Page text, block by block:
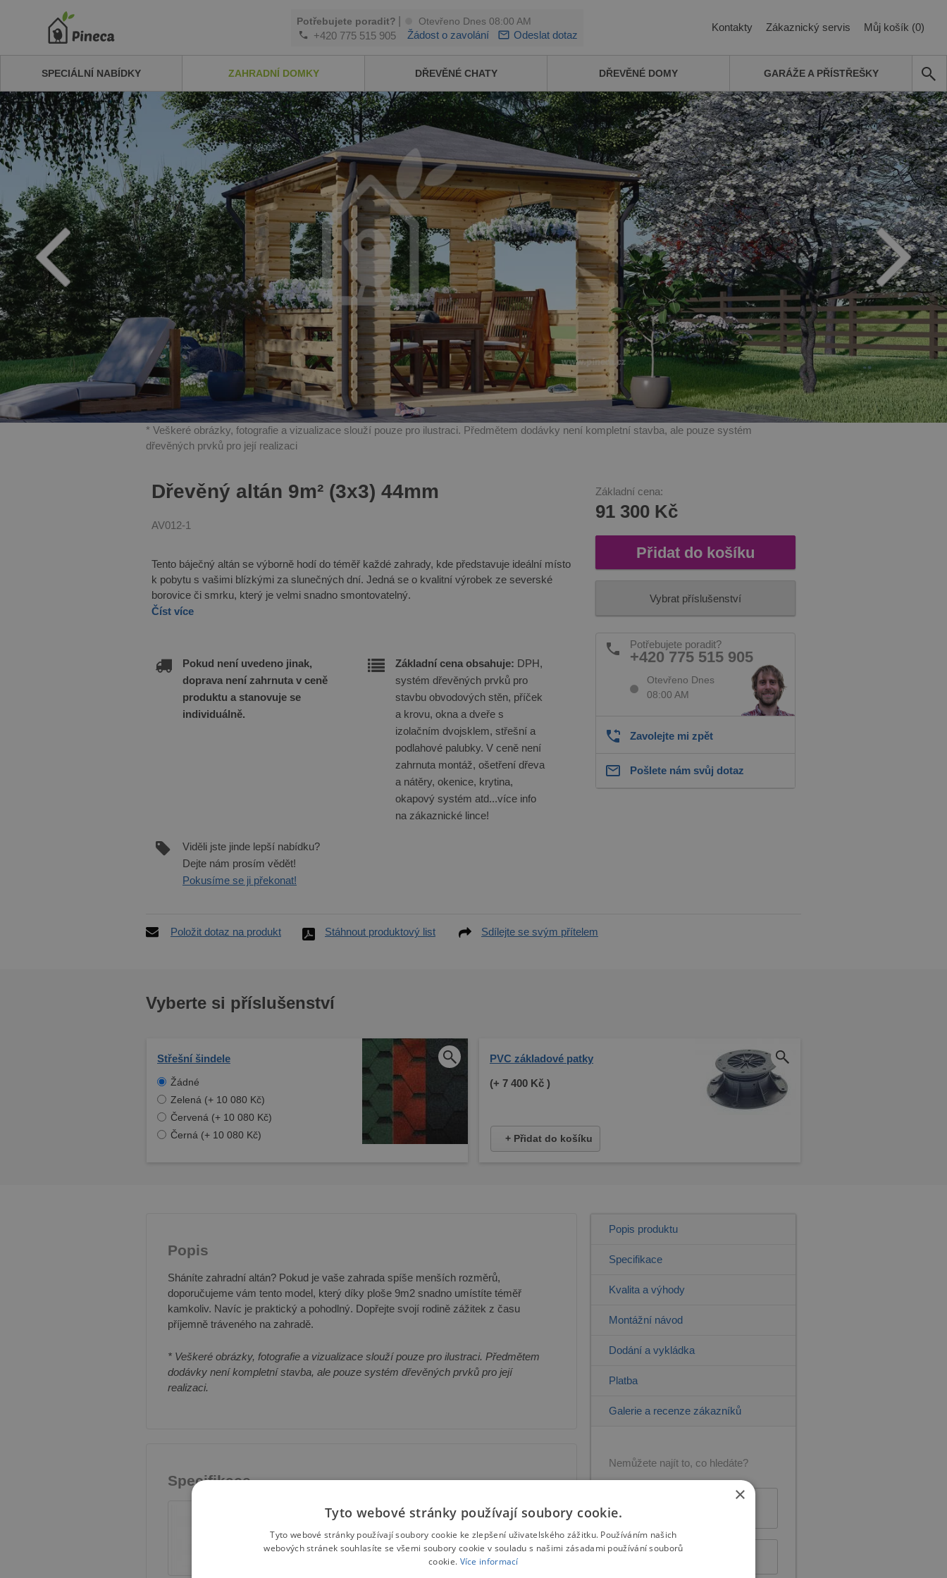
Potřebujete poradit? Otevřeno Dnes 08:00 AM
+420 775 515 905 Žádost o zavolání Odeslat dotaz
Kontakty Zákaznický servis Můj košík (0)
SPECIÁLNÍ NABÍDKY ZAHRADNÍ DOMKY DŘEVĚNÉ CHATY DŘEVĚNÉ DOMY GARÁŽE A PŘÍSTŘEŠKY
* Veškeré obrázky, fotografie a vizualizace slouží pouze pro ilustraci. Předmětem dodávky není kompletní stavba, ale pouze systém
dřevěných prvků pro její realizaci
Dřevěný altán 9m² (3x3) 44mm
AV012-1
Tento báječný altán se výborně hodí do téměř každé zahrady, kde představuje ideální místo
k pobytu s vašimi blízkými za slunečných dní. Jedná se o kvalitní výrobek ze severské
borovice či smrku, který je velmi snadno smontovatelný.
Číst více
Pokud není uvedeno jinak,
doprava není zahrnuta v ceně
produktu a stanovuje se
individuálně.
Základní cena obsahuje: DPH,
systém dřevěných prvků pro
stavbu obvodových stěn, příček
a krovu, okna a dveře s
izolačním dvojsklem, střešní a
podlahové palubky. V ceně není
zahrnuta montáž, ošetření dřeva
a nátěry, okenice, krytina,
okapový systém atd...více info
na zákaznické lince!
Viděli jste jinde lepší nabídku?
Dejte nám prosím vědět!
Pokusíme se ji překonat!
Základní cena:
91 300 Kč
Přidat do košíku
Vybrat příslušenství
Potřebujete poradit?
+420 775 515 905
Otevřeno Dnes
08:00 AM
Zavolejte mi zpět
Pošlete nám svůj dotaz
Položit dotaz na produkt Stáhnout produktový list Sdílejte se svým přítelem
Vyberte si příslušenství
Střešní šindele
Žádné
Zelená (+ 10 080 Kč)
Červená (+ 10 080 Kč)
Černá (+ 10 080 Kč)
PVC základové patky
(+ 7 400 Kč )
+ Přidat do košíku
Popis
Sháníte zahradní altán? Pokud je vaše zahrada spíše menších rozměrů,
doporučujeme vám tento model, který díky ploše 9m2 snadno umístíte téměř
kamkoliv. Navíc je praktický a pohodlný. Dopřejte svojí rodině zážitek z času
příjemně tráveného na zahradě.
* Veškeré obrázky, fotografie a vizualizace slouží pouze pro ilustraci. Předmětem
dodávky není kompletní stavba, ale pouze systém dřevěných prvků pro její
realizaci.
Specifikace
Popis produktu
Specifikace
Kvalita a výhody
Montážní návod
Dodání a vykládka
Platba
Galerie a recenze zákazníků
Nemůžete najít to, co hledáte?
+420 775 515 905
×
Tyto webové stránky používají soubory cookie.
Tyto webové stránky používají soubory cookie ke zlepšení uživatelského zážitku. Používáním našich
webových stránek souhlasíte se všemi soubory cookie v souladu s našimi zásadami používání souborů
cookie. Více informací